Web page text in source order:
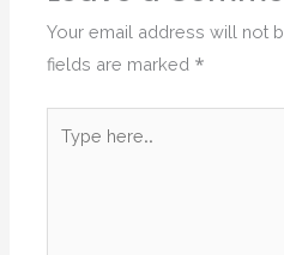
Your email address will not
fields are marked *